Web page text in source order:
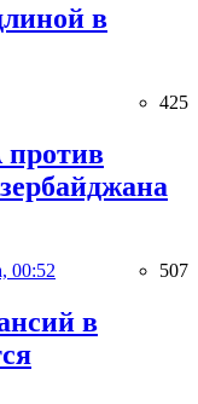
в
425
00:52 507
в